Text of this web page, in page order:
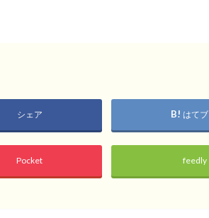
シェア はてブ
Pocket feedly